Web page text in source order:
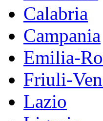
Calabria
Campania
Emilia-
Friuli-
Lazio